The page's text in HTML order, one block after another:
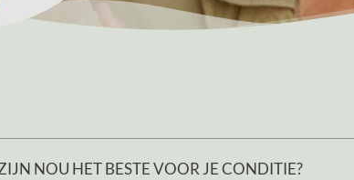
NOU HET BESTE VOOR JE CONDITIE?